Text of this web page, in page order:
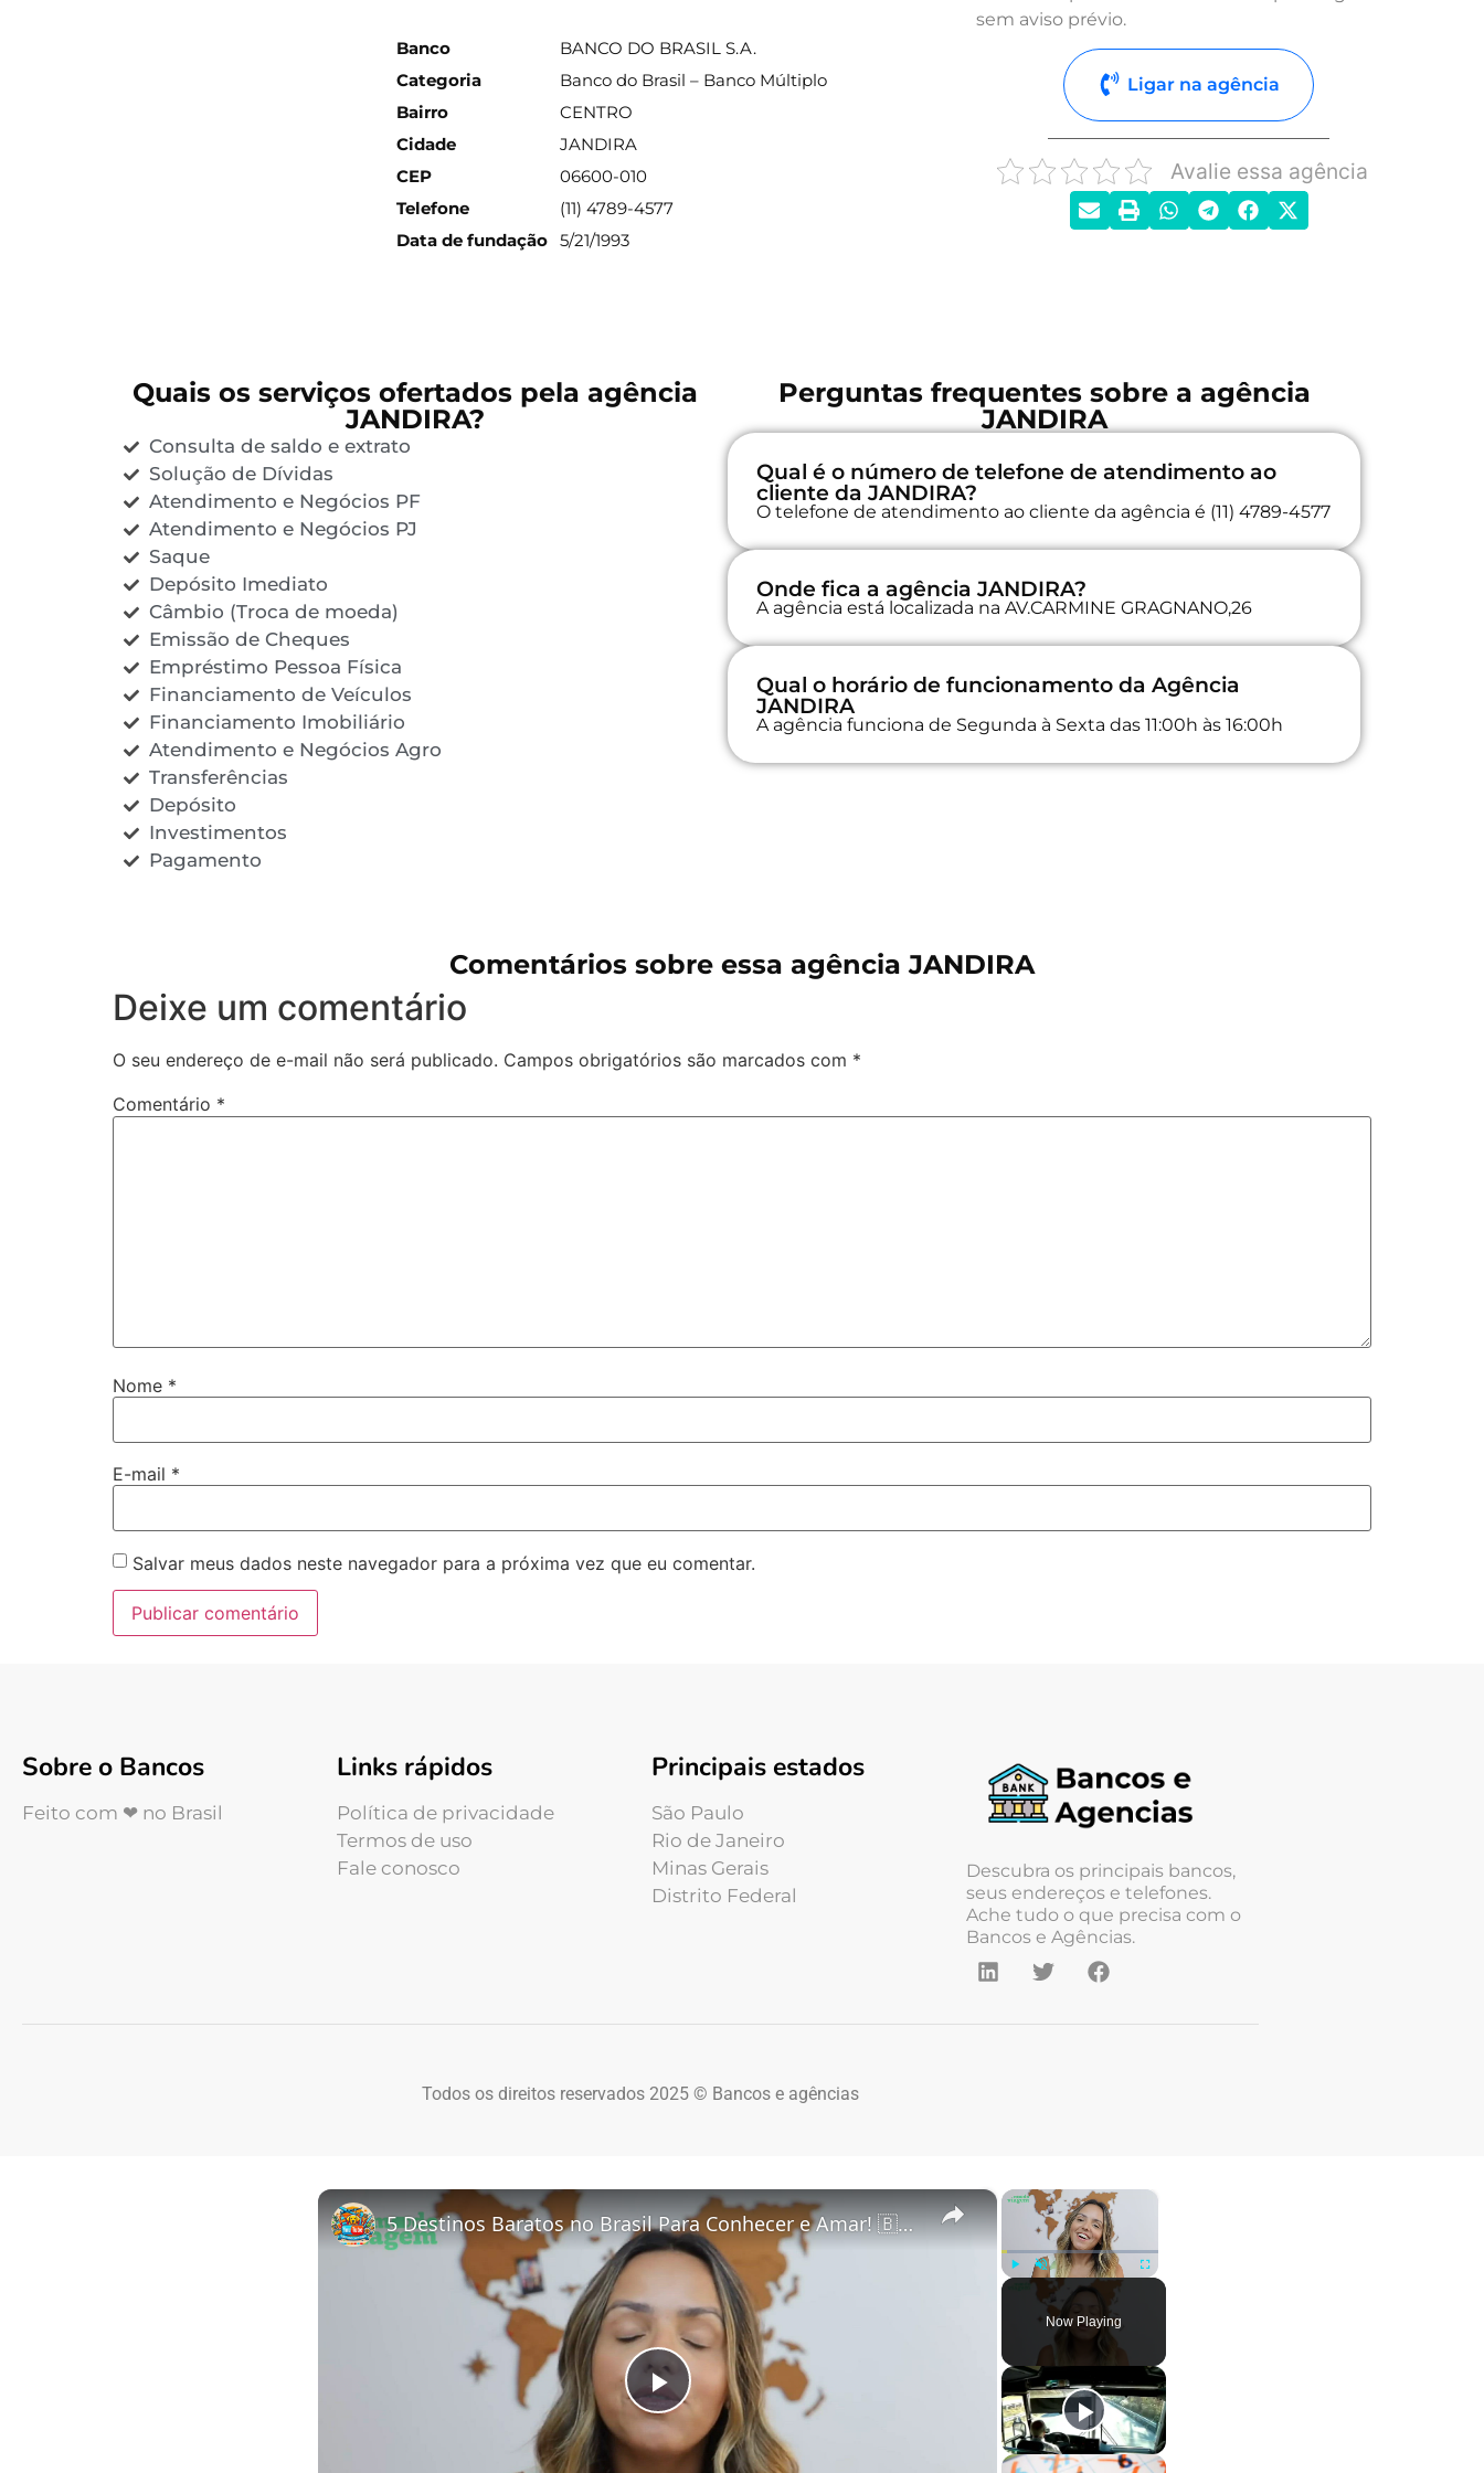
Banco
BANCO DO BRASIL S.A.
Categoria
Banco do Brasil – Banco Múltiplo
Bairro
CENTRO
Cidade
JANDIRA
CEP
06600-010
Telefone
(11) 4789-4577
Data de fundação 5/21/1993
sem aviso prévio.
Ligar na agência
Avalie essa agência
Quais os serviços ofertados pela agência
JANDIRA?
Consulta de saldo e extrato
Solução de Dívidas
Atendimento e Negócios PF
Atendimento e Negócios PJ
Saque
Depósito Imediato
Câmbio (Troca de moeda)
Emissão de Cheques
Empréstimo Pessoa Física
Financiamento de Veículos
Financiamento Imobiliário
Atendimento e Negócios Agro
Transferências
Depósito
Investimentos
Pagamento
Perguntas frequentes sobre a agência
JANDIRA
Qual é o número de telefone de atendimento ao
cliente da JANDIRA?
O telefone de atendimento ao cliente da agência é (11) 4789-4577
Onde fica a agência JANDIRA?
A agência está localizada na AV.CARMINE GRAGNANO,26
Qual o horário de funcionamento da Agência
JANDIRA
A agência funciona de Segunda à Sexta das 11:00h às 16:00h
Comentários sobre essa agência JANDIRA
Deixe um comentário
O seu endereço de e-mail não será publicado. Campos obrigatórios são marcados com *
Comentário *
Nome *
E-mail *
Salvar meus dados neste navegador para a próxima vez que eu comentar.
Sobre o Bancos
Feito com ❤ no Brasil
Links rápidos
Política de privacidade
Termos de uso
Fale conosco
Principais estados
São Paulo
Rio de Janeiro
Minas Gerais
Distrito Federal
Descubra os principais bancos,
seus endereços e telefones.
Ache tudo o que precisa com o
Bancos e Agências.
Todos os direitos reservados 2025 © Bancos e agências
×
Unmute Fullscreen
Now Playing
×
Play Video
5 Destinos Baratos no Brasil Para Conhecer e Amar! 🇧🇷✨